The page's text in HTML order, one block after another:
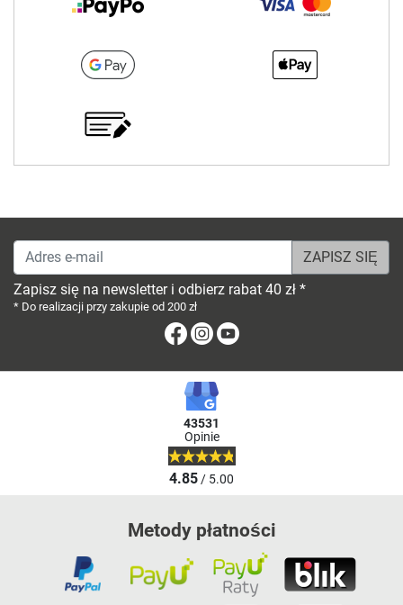
Adres e-mail
Zapisz się na newsletter i odbierz rabat 40 zł *
* Do realizacji przy zakupie od 200 zł
FacebookInstagram
43531
Opinie
4.85/ 5.00
Metody płatności